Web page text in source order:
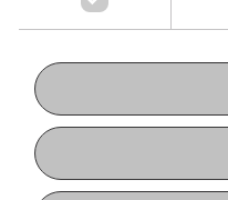
Karriere, Ausland
und 19.00 Uhr
anmelden